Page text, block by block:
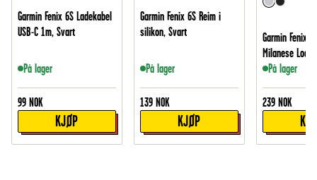
Garmin Fenix 6S Ladekabel
USB-C 1m, Svart
På lager
99 NOK
KJØP
Garmin Fenix 6S Reim i
silikon, Svart
På lager
139 NOK
KJØP
Garmin Fenix
Milanese
På lager
239 NOK